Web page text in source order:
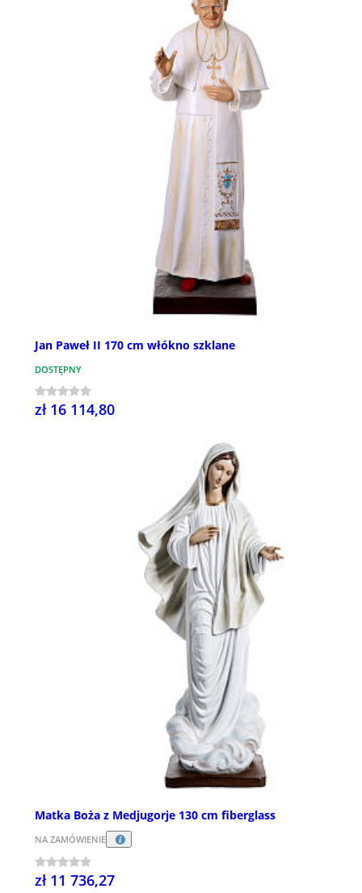
Jan Paweł II 170 cm włókno szklane
DOSTĘPNY
zł 16 114,80
Matka Boża z Medjugorje 130 cm fiberglass
NA ZAMÓWIENIE
zł 11 736,27